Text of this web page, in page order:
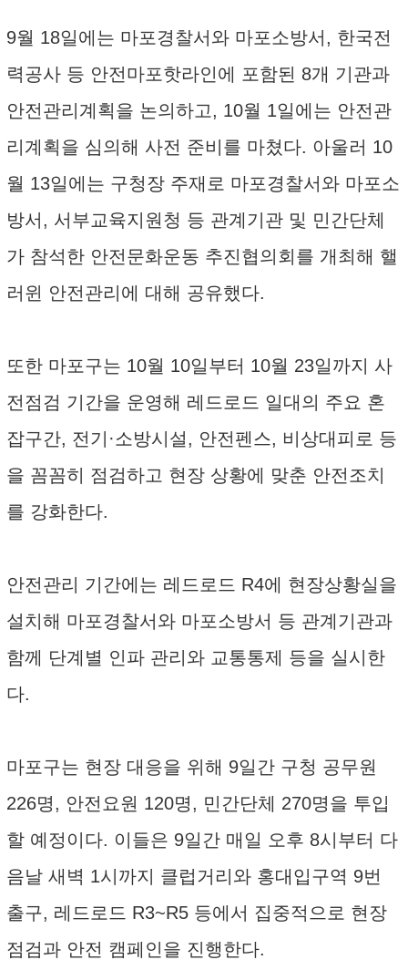
9월 18일에는 마포경찰서와 마포소방서, 한국전
력공사 등 안전마포핫라인에 포함된 8개 기관과
안전관리계획을 논의하고, 10월 1일에는 안전관
리계획을 심의해 사전 준비를 마쳤다. 아울러 10
월 13일에는 구청장 주재로 마포경찰서와 마포소
방서, 서부교육지원청 등 관계기관 및 민간단체
가 참석한 안전문화운동 추진협의회를 개최해 핼
러윈 안전관리에 대해 공유했다.
또한 마포구는 10월 10일부터 10월 23일까지 사
전점검 기간을 운영해 레드로드 일대의 주요 혼
잡구간, 전기·소방시설, 안전펜스, 비상대피로 등
을 꼼꼼히 점검하고 현장 상황에 맞춘 안전조치
를 강화한다.
안전관리 기간에는 레드로드 R4에 현장상황실을
설치해 마포경찰서와 마포소방서 등 관계기관과
함께 단계별 인파 관리와 교통통제 등을 실시한
다.
마포구는 현장 대응을 위해 9일간 구청 공무원
226명, 안전요원 120명, 민간단체 270명을 투입
할 예정이다. 이들은 9일간 매일 오후 8시부터 다
음날 새벽 1시까지 클럽거리와 홍대입구역 9번
출구, 레드로드 R3~R5 등에서 집중적으로 현장
점검과 안전 캠페인을 진행한다.